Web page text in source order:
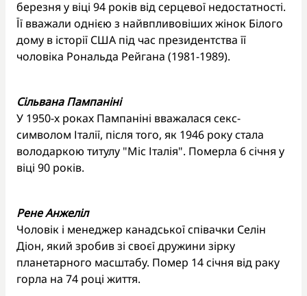
березня у віці 94 років від серцевої недостатності.
Її вважали однією з найвпливовіших жінок Білого
дому в історії США під час президентства її
чоловіка Рональда Рейгана (1981-1989).
Сільвана Пампаніні
У 1950-х роках Пампаніні вважалася секс-
символом Італії, після того, як 1946 року стала
володаркою титулу "Міс Італія". Померла 6 січня у
віці 90 років.
Рене Анжеліл
Чоловік і менеджер канадської співачки Селін
Діон, який зробив зі своєї дружини зірку
планетарного масштабу. Помер 14 січня від раку
горла на 74 році життя.